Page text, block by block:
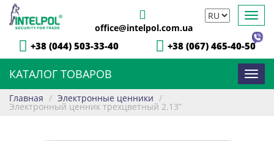
office@intelpol.com.ua
+38 (044) 503-33-40 +38 (067) 465-40-50
КАТАЛОГ ТОВАРОВ
Главная / Электронные ценники /
Электронный ценник трехцветный 2.13”